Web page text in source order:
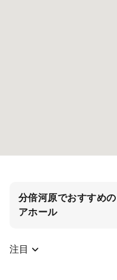
分倍河原でおすすめ
アホール
注目